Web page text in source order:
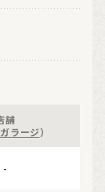
舗
ラージ）
-